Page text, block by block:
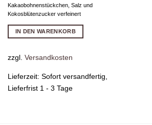
Kakaobohnenstückchen, Salz und
Kokosblütenzucker verfeinert
IN DEN WARENKORB
zzgl. Versandkosten
Lieferzeit: Sofort versandfertig,
Lieferfrist 1 - 3 Tage